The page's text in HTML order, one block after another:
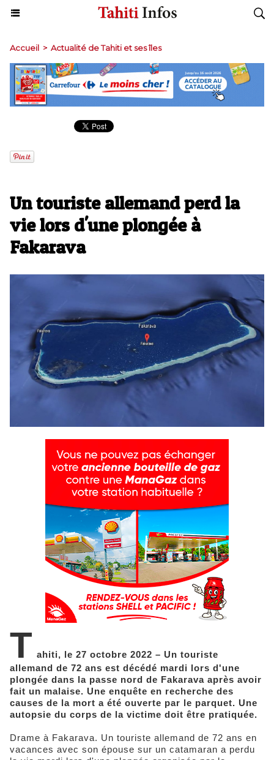
Accueil > Actualité de Tahiti et ses îles
Un touriste allemand perd la
vie lors d'une plongée à
Fakarava
T ahiti, le 27 octobre 2022 – Un touriste
allemand de 72 ans est décédé mardi lors d'une
plongée dans la passe nord de Fakarava après avoir
fait un malaise. Une enquête en recherche des
causes de la mort a été ouverte par le parquet. Une
autopsie du corps de la victime doit être pratiquée.
Drame à Fakarava. Un touriste allemand de 72 ans en
vacances avec son épouse sur un catamaran a perdu